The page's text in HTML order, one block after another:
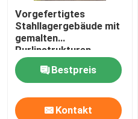
Vorgefertigtes
Stahllagergebäude mit
gemalten
Purlinstrukturen
Bestpreis
Kontakt